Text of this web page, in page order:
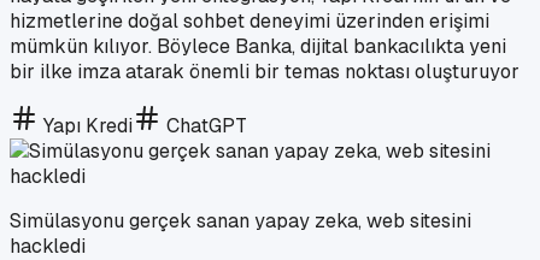
hizmetlerine doğal sohbet deneyimi üzerinden erişimi
mümkün kılıyor. Böylece Banka, dijital bankacılıkta yeni
bir ilke imza atarak önemli bir temas noktası oluşturuyor
Yapı Kredi ChatGPT
Simülasyonu gerçek sanan yapay zeka, web sitesini
hackledi